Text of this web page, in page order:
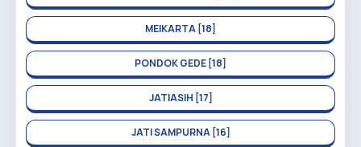
MEIKARTA [18]
PONDOK GEDE [18]
JATIASIH [17]
JATI SAMPURNA [16]